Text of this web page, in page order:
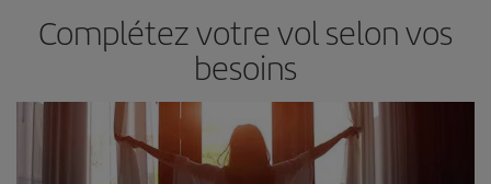
Complétez votre vol selon vos
besoins